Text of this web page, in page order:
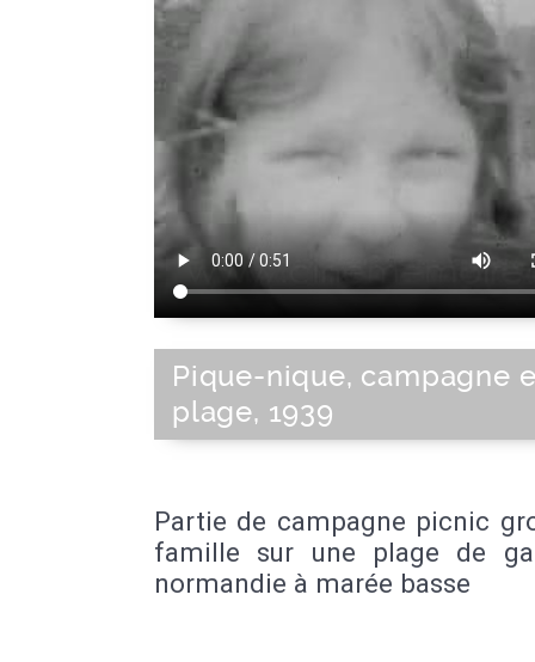
Pique-nique, campagne
plage, 1939
Partie de campagne picnic
famille sur une plage de
normandie à marée basse